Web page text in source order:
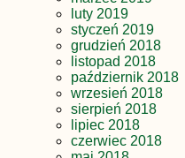
luty 2019
styczeń 2019
grudzień 2018
listopad 2018
październik 2018
wrzesień 2018
sierpień 2018
lipiec 2018
czerwiec 2018